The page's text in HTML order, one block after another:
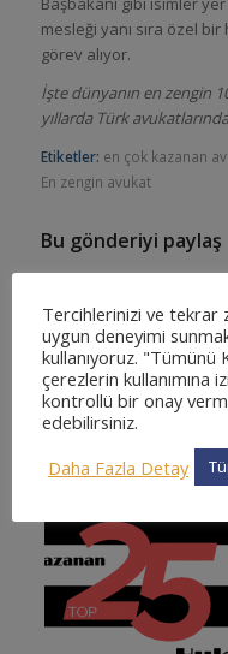
mesleği yanı sıra özel
görev alıyor.
İşte dünyanın en zengin
yıllarda Türk
Etiketler: en çok kazanan
En zengin avukat
Bu gönderiyi paylaş
Tercihlerinizi ve tekrar
uygun deneyimi
kullanıyoruz. "Tümünü
çerezlerin kullanımına
kontrollü bir onay
edebilirsiniz.
Daha Fazla Detay